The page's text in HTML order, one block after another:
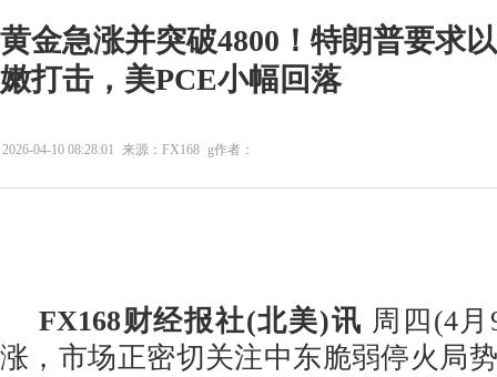
黄金急涨并突破4800！特朗普要求
嫩打击，美PCE小幅回落
2026-04-10 08:28:01 来源：FX168 g作者：
FX168财经报社(北美)讯 周四(4
涨，市场正密切关注中东脆弱停火局